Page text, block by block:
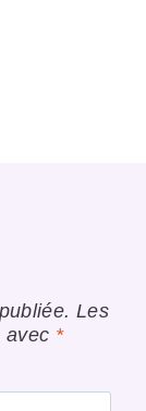
Les
avec *